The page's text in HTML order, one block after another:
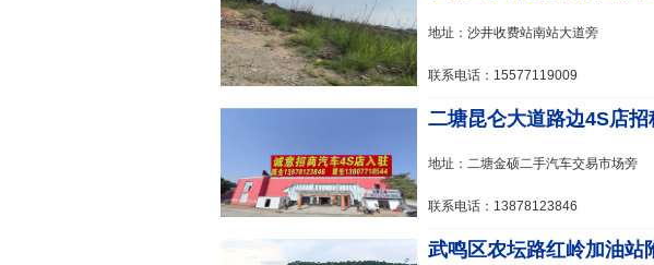
地址：沙井收费站南站大道旁
联系电话：15577119009
二塘昆仑大道路边4S店
地址：二塘金硕二手汽车交易市场旁
联系电话：13878123846
武鸣区农坛路红岭加油站